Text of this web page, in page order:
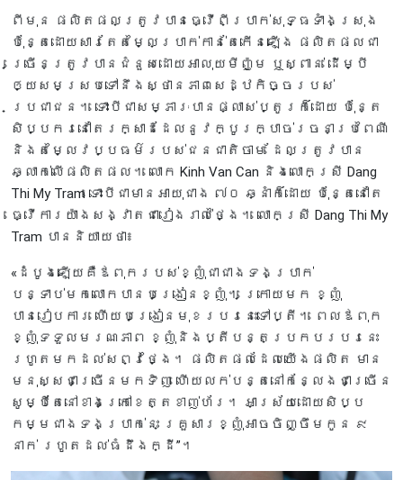
ពីមុន ផលិតផលត្រូវបានធ្វើពីប្រាក់សុទ្ធទាំងស្រុង
ប៉ុន្តែដោយសារតែតម្លៃប្រាក់កាន់តែកើនឡើង ផលិតផលជា
ច្រើនត្រូវបានជំនួសដោយអាលុយមីញ៉ូម ឬស្ពាន់ ដើម្បី
ឲ្យសមស្របទៅនឹងស្ថានភាពសេដ្ឋកិច្ចរបស់
ប្រជាជន។ ទោះបីជាសម្ភារៈបានផ្លាស់ប្តូរក៏ដោយ ប៉ុន្តែ
សិប្បករនៅតែរក្សាដដែលនូវក្បូរក្បាច់រចនាប្រពៃណី
និងតម្លៃវប្បធម៌របស់ជនជាតិចាម ដែលត្រូវបាន
ឆ្លាក់លើផលិតផល។ លោក Kinh Van Can និងលោកស្រី Dang
Thi My Tram ទោះបីជាមានអាយុជាង ៧០ ឆ្នាំក៏ដោយ ប៉ុន្តែនៅតែ
ធ្វើការយ៉ាងសង្វាតជារៀងរាល់ថ្ងៃ។ លោកស្រី Dang Thi My
Tram បាននិយាយថា៖
«ដំបូងឡើយគឺឪពុករបស់ខ្ញុំជាជាងទងប្រាក់
បន្ទាប់មកលោកបានបង្រៀនខ្ញុំ។ ក្រោយមក ខ្ញុំ
បានរៀបការ ហើយបង្រៀនមុខរបរនេះទៅប្តី។ ពេលឪពុក
ខ្ញុំទទួលមរណភាព ខ្ញុំនិងប្តីបន្តប្រកបរបរនេះ
រហូតមកដល់សព្វថ្ងៃ។ ផលិតផលដែលយើងផលិត មាន
មនុស្សជាច្រើនមកទិញ ហើយលក់បន្តនៅកន្លែងជាច្រើន
សូម្បីតែនៅខាងក្រៅខេត្តខាញ់ហ័រ។ អាស្រ័យដោយសិប្ប
កម្មជាងទងប្រាក់នេះ គ្រួសារខ្ញុំអាចចិញ្ចឹមកូន ៩
នាក់ រហូតដល់ធំដឹងក្ដី”។